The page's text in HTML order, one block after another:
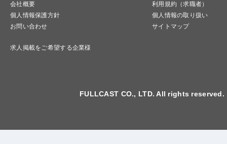
会社概要
利用規約（求職者）
個人情報保護方針
個人情報の取り扱い
お問い合わせ
サイトマップ
求人掲載をご希望する企業様
FULLCAST CO., LTD. All rights reserved.